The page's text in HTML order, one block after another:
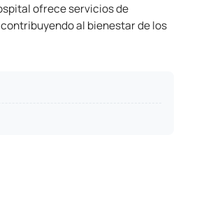
ofrece servicios de
al bienestar de los